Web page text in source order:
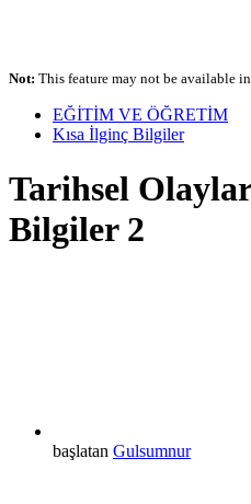
Not: This feature may not be available
EĞİTİM VE ÖĞRETİM
Kısa İlginç Bilgiler
Tarihsel
Bilgiler 2
başlatan Gulsumnur